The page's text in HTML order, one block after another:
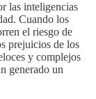
las inteligencias
Cuando los
el riesgo de
prejuicios de los
y complejos
generado un